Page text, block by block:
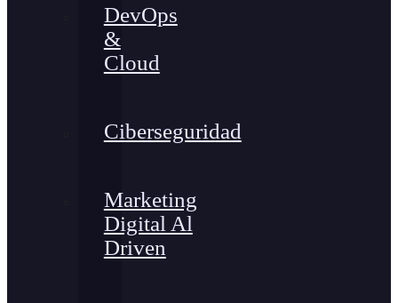
DevOps
&
Cloud
Ciberseguridad
Marketing
Digital Al
Driven